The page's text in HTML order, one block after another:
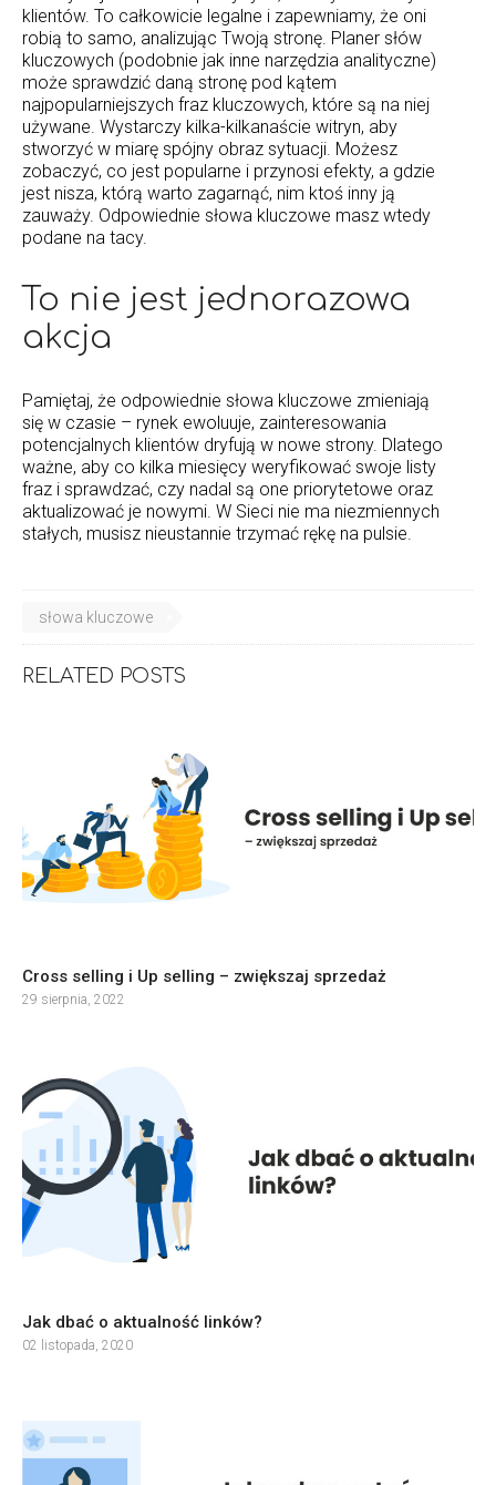
klientów. To całkowicie legalne i zapewniamy, że oni
robią to samo, analizując Twoją stronę. Planer słów
kluczowych (podobnie jak inne narzędzia analityczne)
może sprawdzić daną stronę pod kątem
najpopularniejszych fraz kluczowych, które są na niej
używane. Wystarczy kilka-kilkanaście witryn, aby
stworzyć w miarę spójny obraz sytuacji. Możesz
zobaczyć, co jest popularne i przynosi efekty, a gdzie
jest nisza, którą warto zagarnąć, nim ktoś inny ją
zauważy. Odpowiednie słowa kluczowe masz wtedy
podane na tacy.
To nie jest jednorazowa
akcja
Pamiętaj, że odpowiednie słowa kluczowe zmieniają
się w czasie – rynek ewoluuje, zainteresowania
potencjalnych klientów dryfują w nowe strony. Dlatego
ważne, aby co kilka miesięcy weryfikować swoje listy
fraz i sprawdzać, czy nadal są one priorytetowe oraz
aktualizować je nowymi. W Sieci nie ma niezmiennych
stałych, musisz nieustannie trzymać rękę na pulsie.
słowa kluczowe
RELATED POSTS
Cross selling i Up selling – zwiększaj sprzedaż
29 sierpnia, 2022
Jak dbać o aktualność linków?
02 listopada, 2020